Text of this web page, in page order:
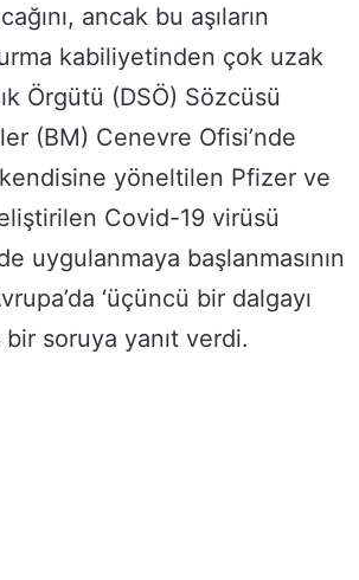
ancak bu aşıların
kabiliyetinden çok uzak
Örgütü (DSÖ) Sözcüsü
(BM) Cenevre Ofisi’nde
yöneltilen Pfizer ve
Covid-19 virüsü
uygulanmaya başlanmasının
‘üçüncü bir dalgayı
soruya yanıt verdi.